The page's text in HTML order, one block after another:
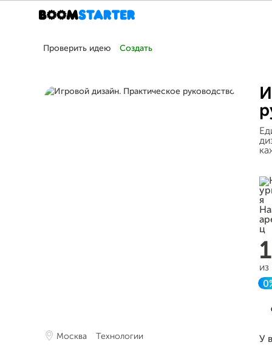
Проверить идею Создать
Москва Технологии
У